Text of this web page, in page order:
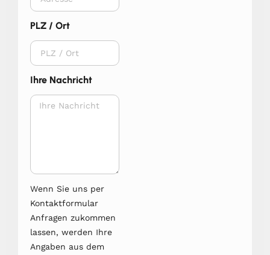
PLZ / Ort
Ihre Nachricht
Wenn Sie uns per
Kontaktformular
Anfragen zukommen
lassen, werden Ihre
Angaben aus dem